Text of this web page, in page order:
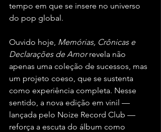
tempo em que se insere no universo
do pop global.
Ouvido hoje, Memórias, Crônicas e
Declarações de Amor revela não
apenas uma coleção de sucessos, mas
um projeto coeso, que se sustenta
como experiência completa. Nesse
sentido, a nova edição em vinil —
lançada pelo Noize Record Club —
reforça a escuta do álbum como